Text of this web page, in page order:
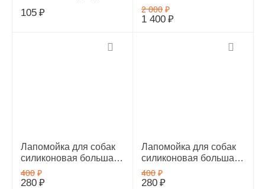
(саше) 0,03 л
105 ₽
(Голубая)
2 000 ₽
1 400 ₽
Лапомойка для собак
силиконовая большая
(Желтая) 21032, 21032
400 ₽
280 ₽
Лапомойка для собак
силиконовая большая
(Красная) 21033, 21033
400 ₽
280 ₽